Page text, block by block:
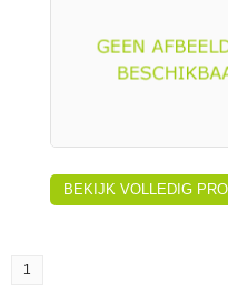
BEKIJK VOLLEDIG
1